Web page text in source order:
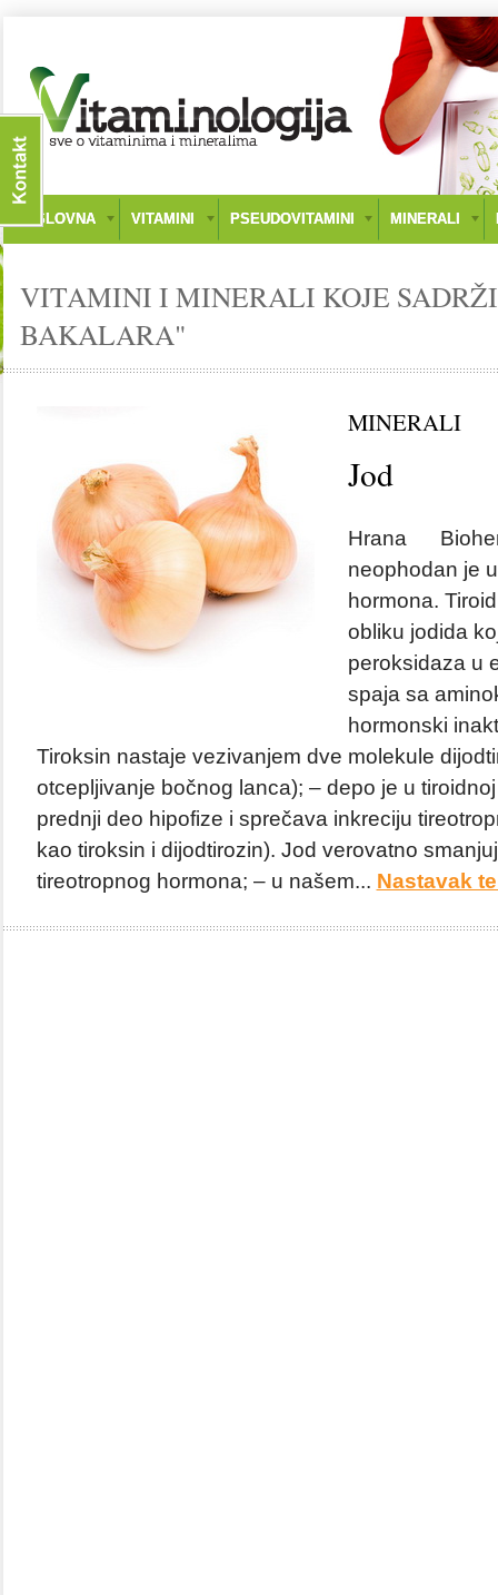
NASLOVNA VITAMINI PSEUDOVITAMINI MINERALI
VITAMINI I MINERALI KOJE
BAKALARA"
MINERALI
Jod
Hrana
neophodan je
hormona.
obliku jodida
peroksidaza u
spaja sa
hormonski
Tiroksin nastaje vezivanjem dve molekule
otcepljivanje bočnog lanca); – depo je u
prednji deo hipofize i sprečava inkreciju
kao tiroksin i dijodtirozin). Jod verovatno
tireotropnog hormona; – u našem... Nastavak